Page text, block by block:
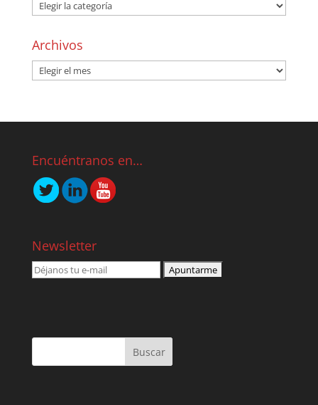
Archivos
Encuéntranos en…
Newsletter